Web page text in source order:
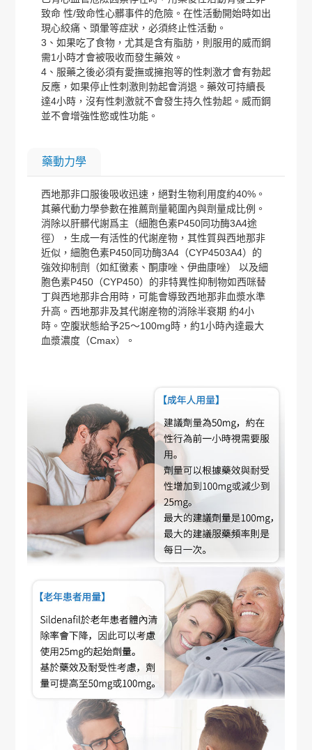
致命 性/致命性心髒事件的危險。在性活動開始時如出
現心絞痛、頭暈等症狀，必須終止性活動。
3、如果吃了食物，尤其是含有脂肪，則服用的威而鋼
需1小時才會被吸收而發生藥效。
4、服藥之後必須有愛撫或擁抱等的性刺激才會有勃起
反應，如果停止性刺激則勃起會消退。藥效可持續長
達4小時，沒有性刺激就不會發生持久性勃起。威而鋼
並不會增強性慾或性功能。
藥動力學
西地那非口服後吸收迅速，絕對生物利用度約40%。
其藥代動力學參數在推薦劑量範圍內與劑量成比例。
消除以肝髒代謝爲主（細胞色素P450同功酶3A4途
徑），生成一有活性的代謝産物，其性質與西地那非
近似，細胞色素P450同功酶3A4（CYP4503A4）的
強效抑制劑（如紅黴素、酮康唑、伊曲康唑） 以及細
胞色素P450（CYP450）的非特異性抑制物如西咪替
丁與西地那非合用時，可能會導致西地那非血漿水準
升高。西地那非及其代謝産物的消除半衰期 約4小
時。空腹狀態給予25～100mg時，約1小時內達最大
血漿濃度（Cmax）。